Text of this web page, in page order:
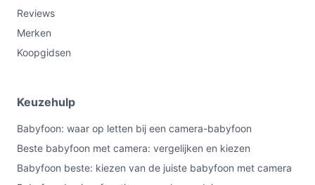
Reviews
Merken
Koopgidsen
Keuzehulp
Babyfoon: waar op letten bij een camera-babyfoon
Beste babyfoon met camera: vergelijken en kiezen
Babyfoon beste: kiezen van de juiste babyfoon met camera